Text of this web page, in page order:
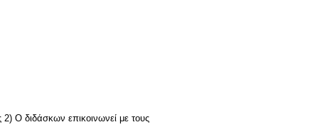
2) Ο διδάσκων επικοινωνεί με τους